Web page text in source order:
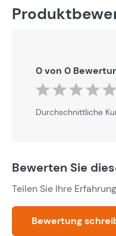
0 von 0
Durchschnittliche
Durchschnittliche
Bewerten Sie
Teilen Sie Ihre
Bewertung